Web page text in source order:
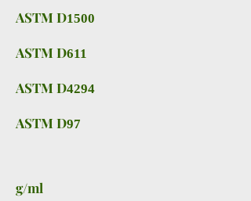
ASTM D1500
ASTM D611
ASTM D4294
ASTM D97
g/ml